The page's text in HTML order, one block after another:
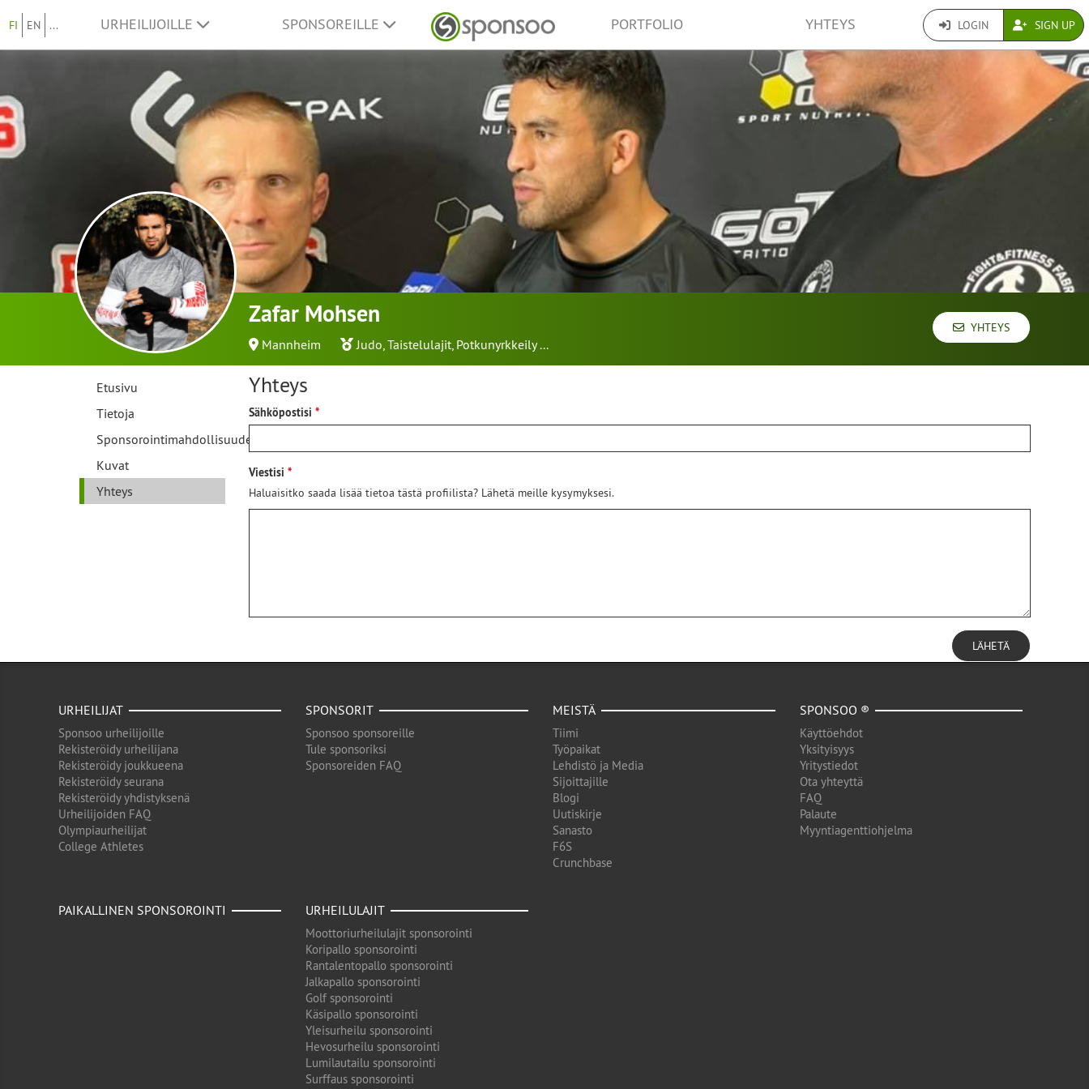
FI EN ... URHEILIJOILLE SPONSOREILLE PORTFOLIO YHTEYS LOGIN SIGN UP
Zafar Mohsen
Mannheim Judo,Taistelulajit, Potkunyrkkeily...
YHTEYS
Etusivu
Tietoja
Sponsorointimahdollisuudet
Kuvat
Yhteys
Yhteys
Sähköpostisi
Viestisi
Haluaisitko saada lisää tietoa tästä profiilista? Lähetä meille kysymyksesi.
LÄHETÄ
URHEILIJAT
Sponsoo urheilijoille
Rekisteröidy urheilijana
Rekisteröidy joukkueena
Rekisteröidy seurana
Rekisteröidy yhdistyksenä
Urheilijoiden FAQ
Olympiaurheilijat
College Athletes
SPONSORIT
Sponsoo sponsoreille
Tule sponsoriksi
Sponsoreiden FAQ
MEISTÄ
Tiimi
Työpaikat
Lehdistö ja Media
Sijoittajille
Blogi
Uutiskirje
Sanasto
F6S
Crunchbase
SPONSOO ®
Käyttöehdot
Yksityisyys
Yritystiedot
Ota yhteyttä
FAQ
Palaute
Myyntiagenttiohjelma
PAIKALLINEN SPONSOROINTI URHEILULAJIT
Moottoriurheilulajit sponsorointi
Koripallo sponsorointi
Rantalentopallo sponsorointi
Jalkapallo sponsorointi
Golf sponsorointi
Käsipallo sponsorointi
Yleisurheilu sponsorointi
Hevosurheilu sponsorointi
Lumilautailu sponsorointi
Surffaus sponsorointi